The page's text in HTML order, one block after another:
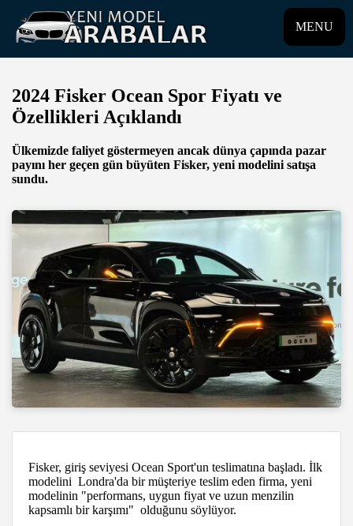
MENU
2024 Fisker Ocean Spor Fiyatı ve
Özellikleri Açıklandı
Ülkemizde faliyet göstermeyen ancak dünya çapında pazar
payını her geçen gün büyüten Fisker, yeni modelini satışa
sundu.
Fisker, giriş seviyesi Ocean Sport'un teslimatına başladı. İlk
modelini Londra'da bir müşteriye teslim eden firma, yeni
modelinin "performans, uygun fiyat ve uzun menzilin
kapsamlı bir karşımı" olduğunu söylüyor.